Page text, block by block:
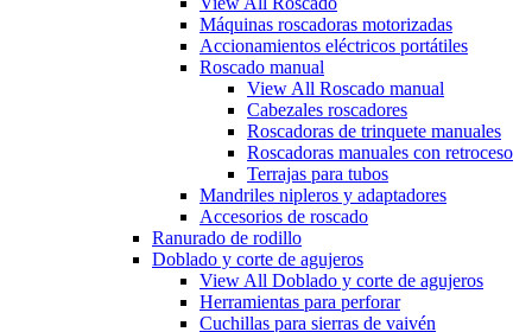
Máquinas roscadoras motorizadas
Accionamientos eléctricos portátiles
Roscado manual
View All Roscado manual
Cabezales roscadores
Roscadoras de trinquete manuales
Roscadoras manuales con retroceso
Terrajas para tubos
Mandriles nipleros y adaptadores
Accesorios de roscado
Ranurado de rodillo
Doblado y corte de agujeros
View All Doblado y corte de agujeros
Herramientas para perforar
Cuchillas para sierras de vaivén